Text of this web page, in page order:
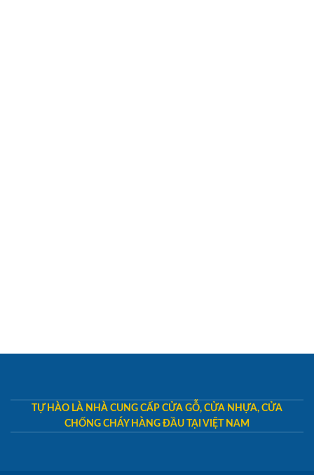
TỰ HÀO LÀ NHÀ CUNG CẤP CỬA GỖ, CỬA NHỰA, CỬA
CHỐNG CHÁY HÀNG ĐẦU TẠI VIỆT NAM